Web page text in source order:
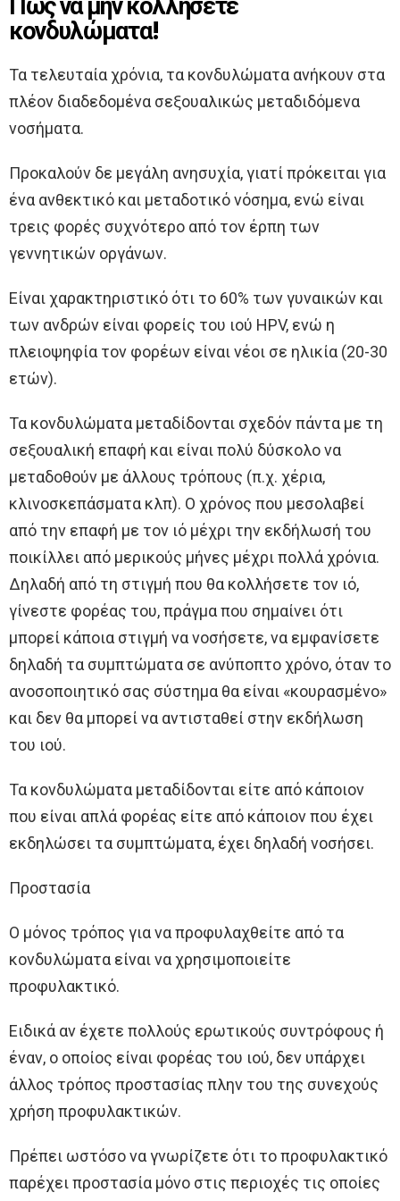
κονδυλώματα!
Τα τελευταία χρόνια, τα κονδυλώματα ανήκουν στα
πλέον διαδεδομένα σεξουαλικώς μεταδιδόμενα
νοσήματα.
Προκαλούν δε μεγάλη ανησυχία, γιατί πρόκειται για
ένα ανθεκτικό και μεταδοτικό νόσημα, ενώ είναι
τρεις φορές συχνότερο από τον έρπη των
γεννητικών οργάνων.
Είναι χαρακτηριστικό ότι το 60% των γυναικών και
των ανδρών είναι φορείς του ιού HPV, ενώ η
πλειοψηφία τον φορέων είναι νέοι σε ηλικία (20-30
ετών).
Τα κονδυλώματα μεταδίδονται σχεδόν πάντα με τη
σεξουαλική επαφή και είναι πολύ δύσκολο να
μεταδοθούν με άλλους τρόπους (π.χ. χέρια,
κλινοσκεπάσματα κλπ). O χρόνος που μεσολαβεί
από την επαφή με τον ιό μέχρι την εκδήλωσή του
ποικίλλει από μερικούς μήνες μέχρι πολλά χρόνια.
Δηλαδή από τη στιγμή που θα κολλήσετε τον ιό,
γίνεστε φορέας του, πράγμα που σημαίνει ότι
μπορεί κάποια στιγμή να νοσήσετε, να εμφανίσετε
δηλαδή τα συμπτώματα σε ανύποπτο χρόνο, όταν το
ανοσοποιητικό σας σύστημα θα είναι «κουρασμένο»
και δεν θα μπορεί να αντισταθεί στην εκδήλωση
του ιού.
Τα κονδυλώματα μεταδίδονται είτε από κάποιον
που είναι απλά φορέας είτε από κάποιον που έχει
εκδηλώσει τα συμπτώματα, έχει δηλαδή νοσήσει.
Προστασία
Ο μόνος τρόπος για να προφυλαχθείτε από τα
κονδυλώματα είναι να χρησιμοποιείτε
προφυλακτικό.
Ειδικά αν έχετε πολλούς ερωτικούς συντρόφους ή
έναν, ο οποίος είναι φορέας του ιού, δεν υπάρχει
άλλος τρόπος προστασίας πλην του της συνεχούς
χρήση προφυλακτικών.
Πρέπει ωστόσο να γνωρίζετε ότι το προφυλακτικό
παρέχει προστασία μόνο στις περιοχές τις οποίες